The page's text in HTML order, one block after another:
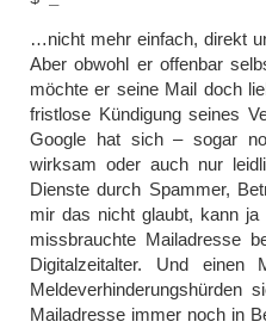
…nicht mehr einfach, direkt
Aber obwohl er offenbar
möchte er seine Mail doch
fristlose Kündigung seines
Google hat sich – sogar
wirksam oder auch nur
Dienste durch Spammer,
mir das nicht glaubt, kann
missbrauchte Mailadresse
Digitalzeitalter. Und
Mailadresse immer noch in